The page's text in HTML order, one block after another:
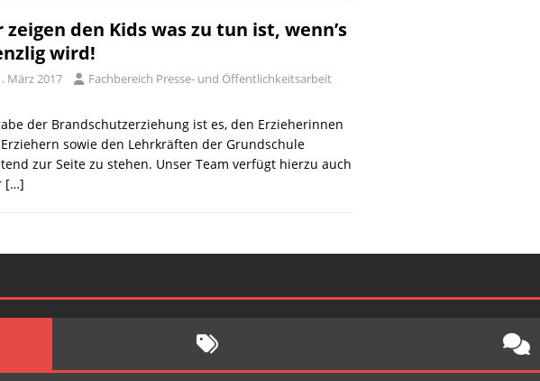
zeigen den Kids was zu tun ist, wenn’s
wird!
März 2017
Fachbereich Presse- und Öffentlichkeitsarbeit
der Brandschutzerziehung ist es, den Erzieherinnen
sowie den Lehrkräften der Grundschule
zur Seite zu stehen. Unser Team verfügt hierzu auch
[…]